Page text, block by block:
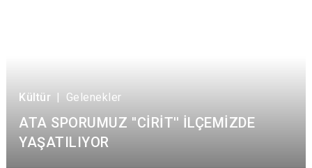
Kültür | Gelenekler
ATA SPORUMUZ ''CİRİT'' İLÇEMİZDE
YAŞATILIYOR